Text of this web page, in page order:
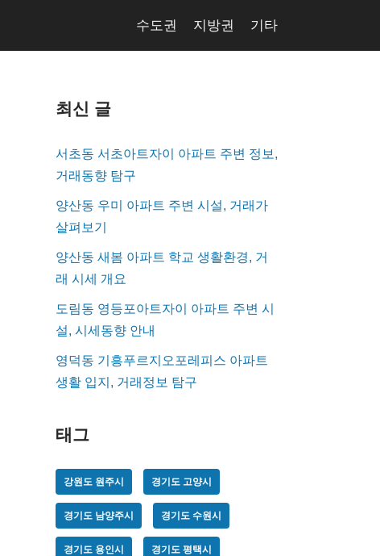
수도권 지방권 기타
최신 글
서초동 서초아트자이 아파트 주변 정보,
거래동향 탐구
양산동 우미 아파트 주변 시설, 거래가
살펴보기
양산동 새봄 아파트 학교 생활환경, 거
래 시세 개요
도림동 영등포아트자이 아파트 주변 시
설, 시세동향 안내
영덕동 기흥푸르지오포레피스 아파트
생활 입지, 거래정보 탐구
태그
강원도 원주시 경기도 고양시
경기도 남양주시 경기도 수원시
경기도 용인시 경기도 평택시